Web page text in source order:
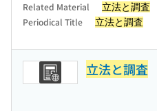
Related Material 立法と調査
Periodical Title 立法と調査
立法と調査